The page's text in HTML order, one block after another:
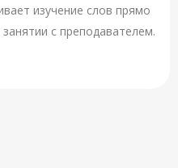
изучение слов прямо
с преподавателем.